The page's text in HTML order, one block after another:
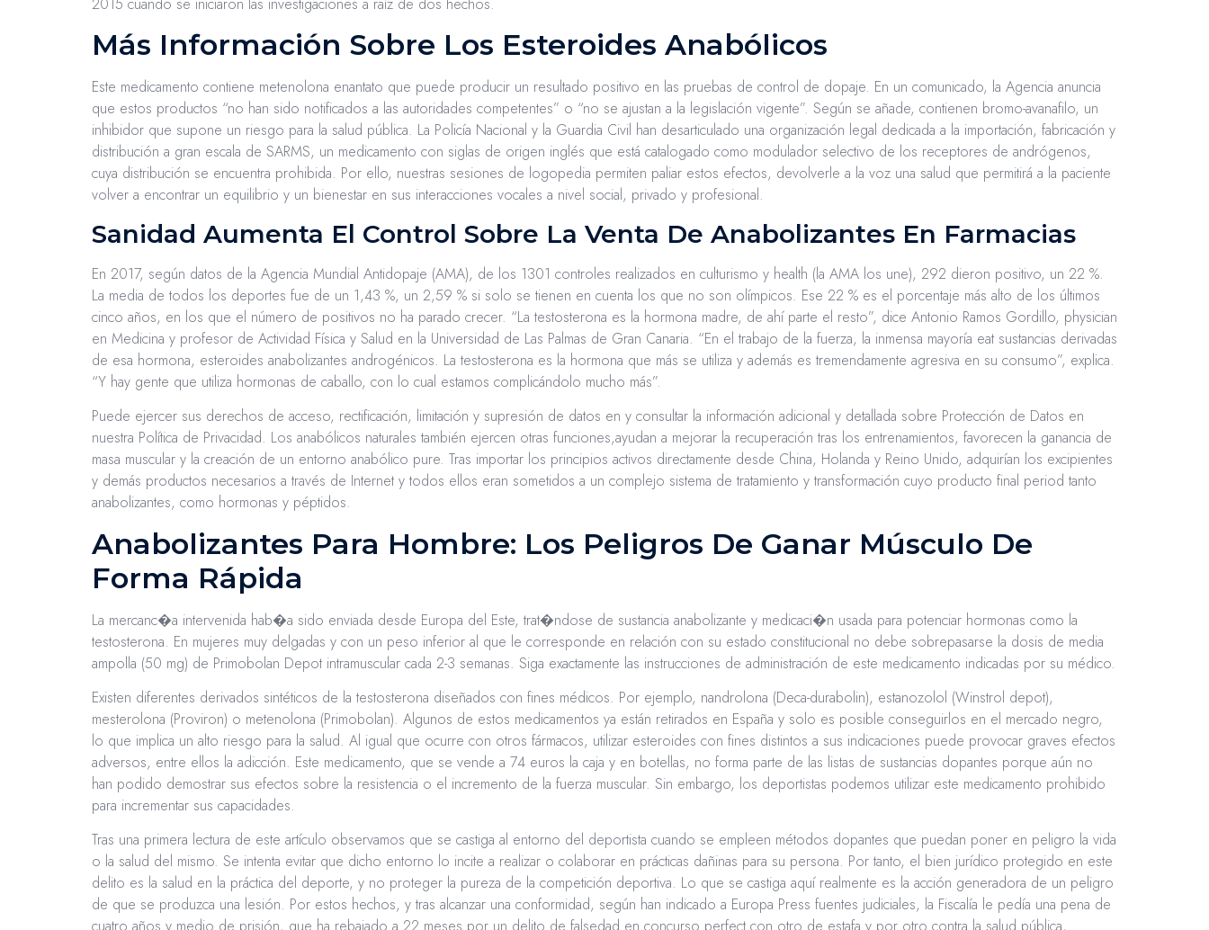
Más Información Sobre Los Esteroides Anabólicos
Este medicamento contiene metenolona enantato que puede producir un resultado positivo en las pruebas de control de dopaje. En un comunicado, la Agencia anuncia
que estos productos “no han sido notificados a las autoridades competentes” o “no se ajustan a la legislación vigente”. Según se añade, contienen bromo-avanafilo, un
inhibidor que supone un riesgo para la salud pública. La Policía Nacional y la Guardia Civil han desarticulado una organización legal dedicada a la importación, fabricación y
distribución a gran escala de SARMS, un medicamento con siglas de origen inglés que está catalogado como modulador selectivo de los receptores de andrógenos,
cuya distribución se encuentra prohibida. Por ello, nuestras sesiones de logopedia permiten paliar estos efectos, devolverle a la voz una salud que permitirá a la paciente
volver a encontrar un equilibrio y un bienestar en sus interacciones vocales a nivel social, privado y profesional.
Sanidad Aumenta El Control Sobre La Venta De Anabolizantes En Farmacias
En 2017, según datos de la Agencia Mundial Antidopaje (AMA), de los 1301 controles realizados en culturismo y health (la AMA los une), 292 dieron positivo, un 22 %.
La media de todos los deportes fue de un 1,43 %, un 2,59 % si solo se tienen en cuenta los que no son olímpicos. Ese 22 % es el porcentaje más alto de los últimos
cinco años, en los que el número de positivos no ha parado crecer. “La testosterona es la hormona madre, de ahí parte el resto”, dice Antonio Ramos Gordillo, physician
en Medicina y profesor de Actividad Física y Salud en la Universidad de Las Palmas de Gran Canaria. “En el trabajo de la fuerza, la inmensa mayoría eat sustancias derivadas
de esa hormona, esteroides anabolizantes androgénicos. La testosterona es la hormona que más se utiliza y además es tremendamente agresiva en su consumo”, explica.
“Y hay gente que utiliza hormonas de caballo, con lo cual estamos complicándolo mucho más”.
Puede ejercer sus derechos de acceso, rectificación, limitación y supresión de datos en y consultar la información adicional y detallada sobre Protección de Datos en
nuestra Política de Privacidad. Los anabólicos naturales también ejercen otras funciones,ayudan a mejorar la recuperación tras los entrenamientos, favorecen la ganancia de
masa muscular y la creación de un entorno anabólico pure. Tras importar los principios activos directamente desde China, Holanda y Reino Unido, adquirían los excipientes
y demás productos necesarios a través de Internet y todos ellos eran sometidos a un complejo sistema de tratamiento y transformación cuyo producto final period tanto
anabolizantes, como hormonas y péptidos.
Anabolizantes Para Hombre: Los Peligros De Ganar Músculo De
Forma Rápida
La mercanc�a intervenida hab�a sido enviada desde Europa del Este, trat�ndose de sustancia anabolizante y medicaci�n usada para potenciar hormonas como la
testosterona. En mujeres muy delgadas y con un peso inferior al que le corresponde en relación con su estado constitucional no debe sobrepasarse la dosis de media
ampolla (50 mg) de Primobolan Depot intramuscular cada 2-3 semanas. Siga exactamente las instrucciones de administración de este medicamento indicadas por su médico.
Existen diferentes derivados sintéticos de la testosterona diseñados con fines médicos. Por ejemplo, nandrolona (Deca-durabolin), estanozolol (Winstrol depot),
mesterolona (Proviron) o metenolona (Primobolan). Algunos de estos medicamentos ya están retirados en España y solo es posible conseguirlos en el mercado negro,
lo que implica un alto riesgo para la salud. Al igual que ocurre con otros fármacos, utilizar esteroides con fines distintos a sus indicaciones puede provocar graves efectos
adversos, entre ellos la adicción. Este medicamento, que se vende a 74 euros la caja y en botellas, no forma parte de las listas de sustancias dopantes porque aún no
han podido demostrar sus efectos sobre la resistencia o el incremento de la fuerza muscular. Sin embargo, los deportistas podemos utilizar este medicamento prohibido
para incrementar sus capacidades.
Tras una primera lectura de este artículo observamos que se castiga al entorno del deportista cuando se empleen métodos dopantes que puedan poner en peligro la vida
o la salud del mismo. Se intenta evitar que dicho entorno lo incite a realizar o colaborar en prácticas dañinas para su persona. Por tanto, el bien jurídico protegido en este
delito es la salud en la práctica del deporte, y no proteger la pureza de la competición deportiva. Lo que se castiga aquí realmente es la acción generadora de un peligro
de que se produzca una lesión. Por estos hechos, y tras alcanzar una conformidad, según han indicado a Europa Press fuentes judiciales, la Fiscalía le pedía una pena de